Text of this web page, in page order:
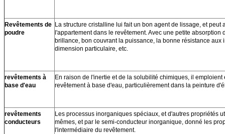
Revêtements de
poudre
La structure cristalline lui fait un bon agent de lissage, et peut
l'appartement dans le revêtement. Avec une petite absorption
brillance, bon couvrant la puissance, la bonne résistance aux
dimension particulaire, etc.
revêtements à
base d'eau
En raison de l'inertie et de la solubilité chimiques, il emploient
revêtement à base d'eau, particulièrement dans la peinture
revêtements
conducteurs
Les processus inorganiques spéciaux, et d'autres propriétés
mêmes, et par le semi-conducteur inorganique, donné les
l'intermédiaire du revêtement.